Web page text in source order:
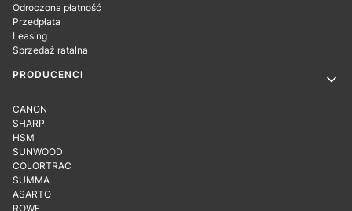
Odroczona płatność
Przedpłata
Leasing
Sprzedaż ratalna
PRODUCENCI
CANON
SHARP
HSM
SUNWOOD
COLORTRAC
SUMMA
ASARTO
ROWE